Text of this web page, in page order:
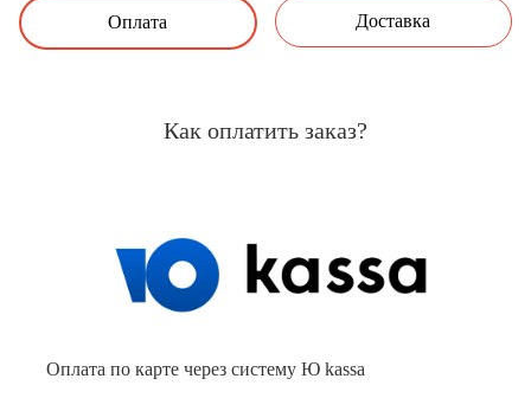
Оплата Доставка
Как оплатить заказ?
Оплата по карте через систему Ю kassa